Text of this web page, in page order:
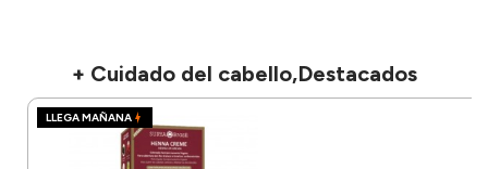
+ Cuidado del cabello,Destacados
LLEGA MAÑANA